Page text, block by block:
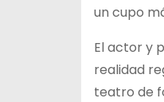
un cupo
El actor y
realidad
teatro de